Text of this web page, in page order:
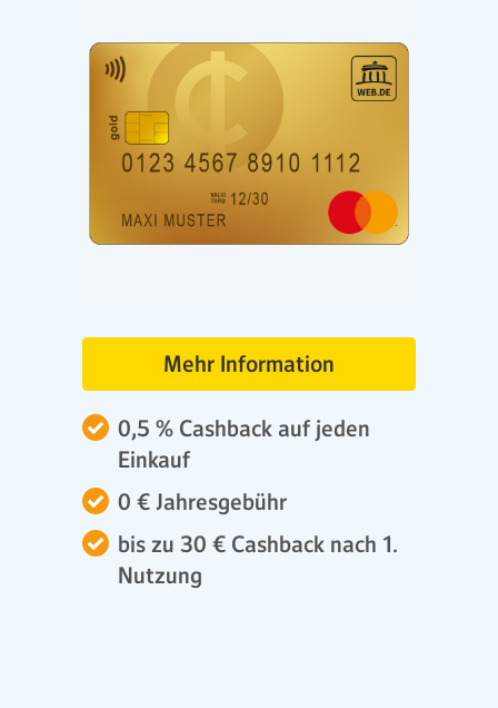
0,5 % Cashback auf jeden
Einkauf
0 € Jahresgebühr
bis zu 30 € Cashback nach 1.
Nutzung
Mehr Information